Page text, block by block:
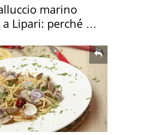
marino
Lipari: perché è